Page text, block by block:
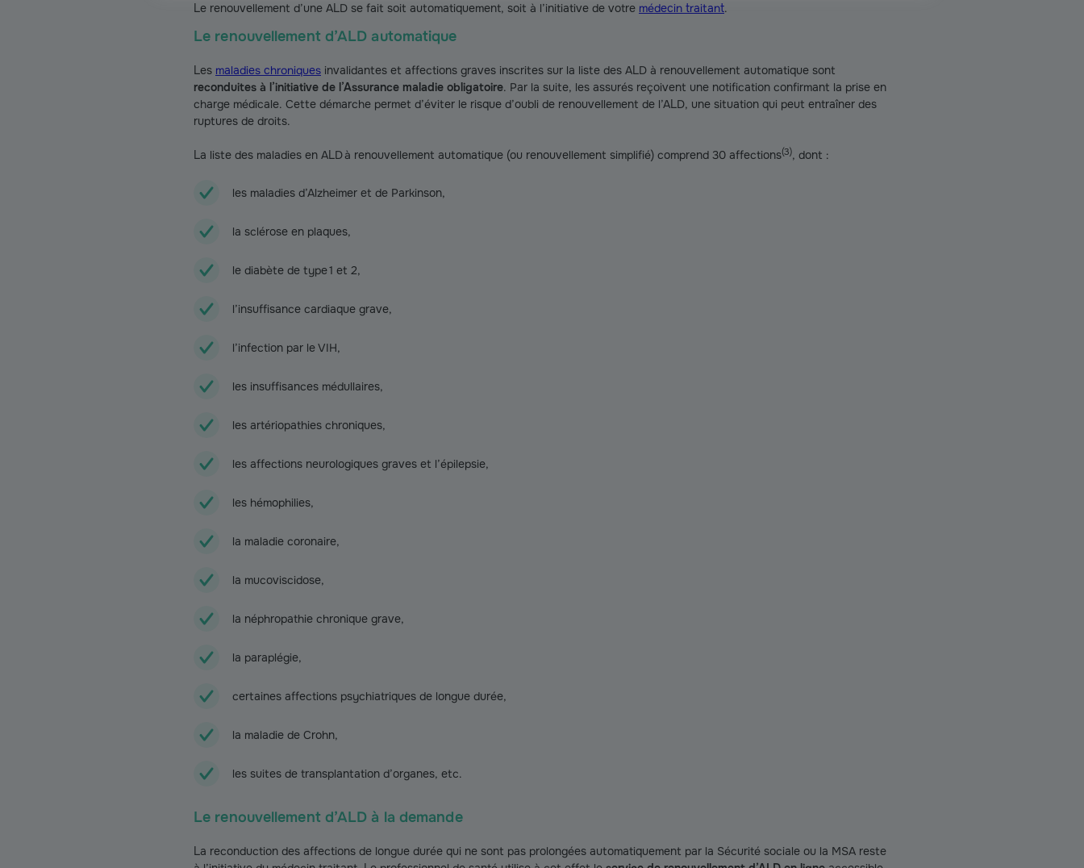
Le renouvellement d’une ALD se fait soit automatiquement, soit à l’initiative de votre médecin traitant.
Le renouvellement d’ALD automatique
Les maladies chroniques invalidantes et affections graves inscrites sur la liste des ALD à renouvellement automatique sont
reconduites à l’initiative de l’Assurance maladie obligatoire. Par la suite, les assurés reçoivent une notification confirmant la prise en
charge médicale. Cette démarche permet d’éviter le risque d’oubli de renouvellement de l’ALD, une situation qui peut entraîner des
ruptures de droits.
La liste des maladies en ALD à renouvellement automatique (ou renouvellement simplifié) comprend 30 affections(3), dont :
les maladies d’Alzheimer et de Parkinson,
la sclérose en plaques,
le diabète de type 1 et 2,
l’insuffisance cardiaque grave,
l’infection par le VIH,
les insuffisances médullaires,
les artériopathies chroniques,
les affections neurologiques graves et l’épilepsie,
les hémophilies,
la maladie coronaire,
la mucoviscidose,
la néphropathie chronique grave,
la paraplégie,
certaines affections psychiatriques de longue durée,
la maladie de Crohn,
les suites de transplantation d’organes, etc.
Le renouvellement d’ALD à la demande
La reconduction des affections de longue durée qui ne sont pas prolongées automatiquement par la Sécurité sociale ou la MSA reste